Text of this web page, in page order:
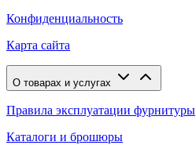
Конфиденциальность
Карта сайта
О товарах и услугах
Правила эксплуатации фурнитуры
Каталоги и брошюры